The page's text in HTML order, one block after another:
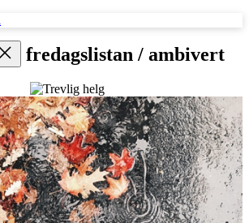
/ fredagslistan / ambivert